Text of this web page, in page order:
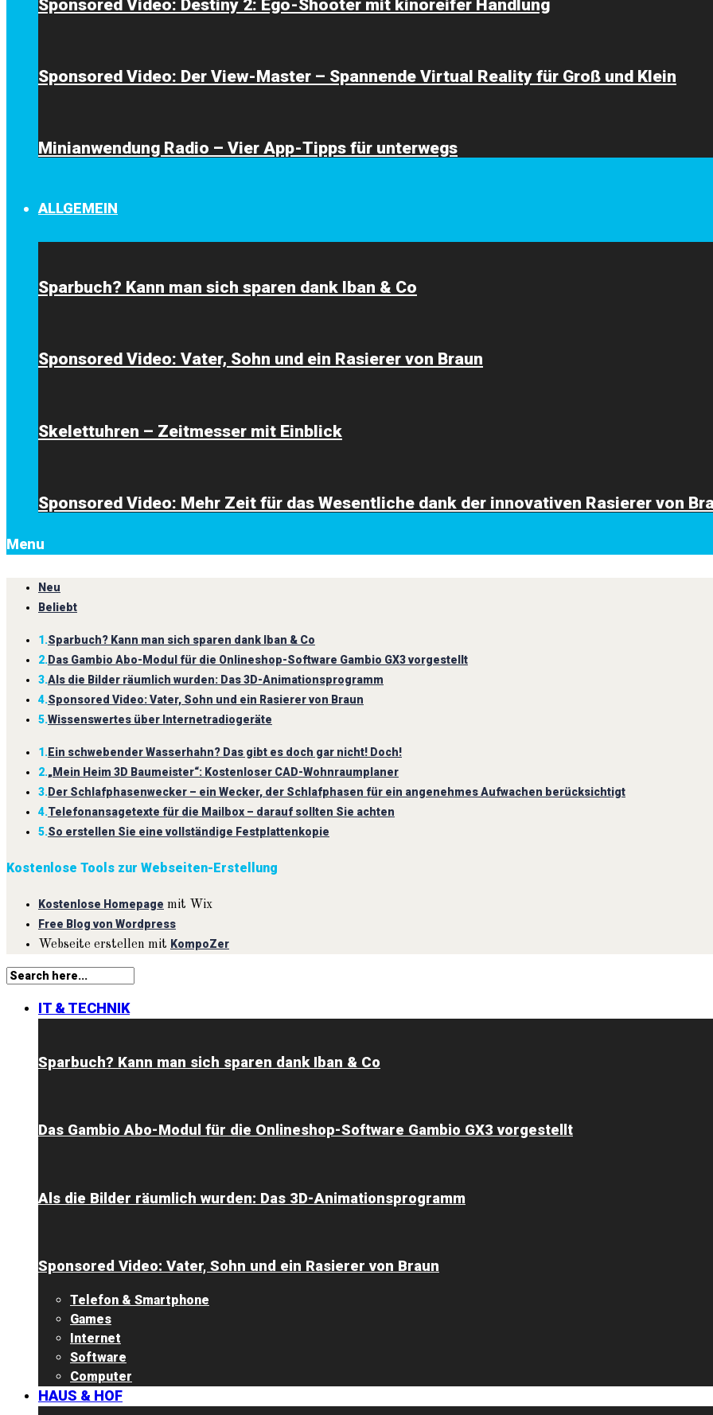
Sponsored Video: Destiny 2: Ego-Shooter mit kinoreifer Handlung
Sponsored Video: Der View-Master – Spannende Virtual Reality für Groß und Klein
Minianwendung Radio – Vier App-Tipps für unterwegs
ALLGEMEIN
Sparbuch? Kann man sich sparen dank Iban & Co
Sponsored Video: Vater, Sohn und ein Rasierer von Braun
Skelettuhren – Zeitmesser mit Einblick
Sponsored Video: Mehr Zeit für das Wesentliche dank der innovativen Rasierer von
Menu
Neu
Beliebt
1.Sparbuch? Kann man sich sparen dank Iban & Co
2.Das Gambio Abo-Modul für die Onlineshop-Software Gambio GX3 vorgestellt
3.Als die Bilder räumlich wurden: Das 3D-Animationsprogramm
4.Sponsored Video: Vater, Sohn und ein Rasierer von Braun
5.Wissenswertes über Internetradiogeräte
1.Ein schwebender Wasserhahn? Das gibt es doch gar nicht! Doch!
2.„Mein Heim 3D Baumeister“: Kostenloser CAD-Wohnraumplaner
3.Der Schlafphasenwecker – ein Wecker, der Schlafphasen für ein angenehmes Aufwachen berücksichtigt
4.Telefonansagetexte für die Mailbox – darauf sollten Sie achten
5.So erstellen Sie eine vollständige Festplattenkopie
Kostenlose Tools zur Webseiten-Erstellung
Kostenlose Homepage mit Wix
Free Blog von Wordpress
Webseite erstellen mit KompoZer
IT & TECHNIK
Sparbuch? Kann man sich sparen dank Iban & Co
Das Gambio Abo-Modul für die Onlineshop-Software Gambio GX3 vorgestellt
Als die Bilder räumlich wurden: Das 3D-Animationsprogramm
Sponsored Video: Vater, Sohn und ein Rasierer von Braun
Telefon & Smartphone
Games
Internet
Software
Computer
HAUS & HOF